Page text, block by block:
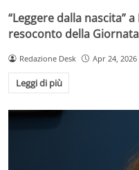
“Leggere dalla nascita”
resoconto della
Redazione Desk Apr 24, 2026
Leggi di più